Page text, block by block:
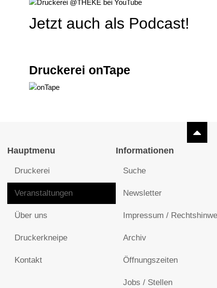
Jetzt auch als Podcast!
Druckerei onTape
Hauptmenu
Druckerei
Veranstaltungen
Über uns
Druckerkneipe
Kontakt
Informationen
Suche
Newsletter
Impressum /
Archiv
Öffnungszeiten
Jobs / Stellen